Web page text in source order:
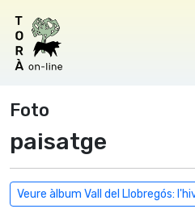
Foto
paisatge
Veure àlbum Vall del Llobregós: